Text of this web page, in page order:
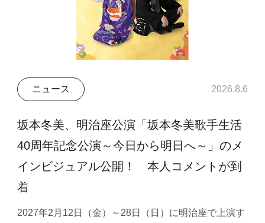
ニュース 2026.8.6
坂本冬美、明治座公演「坂本冬美歌手生活
40周年記念公演～今日から明日へ～」のメ
インビジュアル公開！ 本人コメントが到
着
2027年2月12日（金）～28日（日）に明治座で上演す